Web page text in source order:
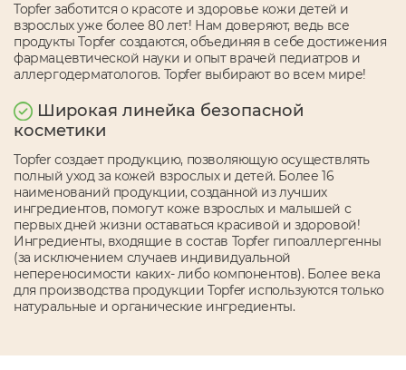
Topfer заботится о красоте и здоровье кожи детей и
взрослых уже более 80 лет! Нам доверяют, ведь все
продукты Topfer создаются, объединяя в себе достижения
фармацевтической науки и опыт врачей педиатров и
аллергодерматологов. Topfer выбирают во всем мире!
Широкая линейка безопасной
косметики
Topfer создает продукцию, позволяющую осуществлять
полный уход за кожей взрослых и детей. Более 16
наименований продукции, созданной из лучших
ингредиентов, помогут коже взрослых и малышей с
первых дней жизни оставаться красивой и здоровой!
Ингредиенты, входящие в состав Topfer гипоаллергенны
(за исключением случаев индивидуальной
непереносимости каких- либо компонентов). Более века
для производства продукции Topfer используются только
натуральные и органические ингредиенты.